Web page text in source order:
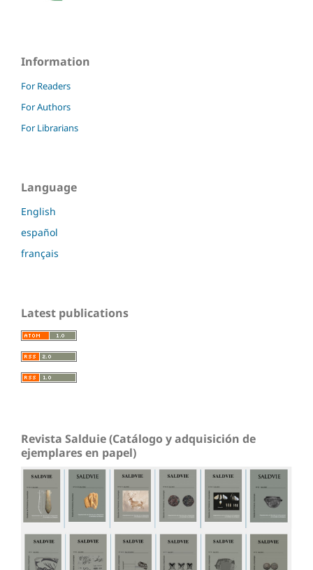
Information
For Readers
For Authors
For Librarians
Language
English
español
français
Latest publications
Revista Salduie (Catálogo y adquisición de
ejemplares en papel)